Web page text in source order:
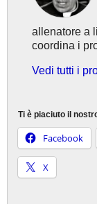
allenatore a
coordina i
Vedi tutti i
Ti è piaciuto il
Facebook
X